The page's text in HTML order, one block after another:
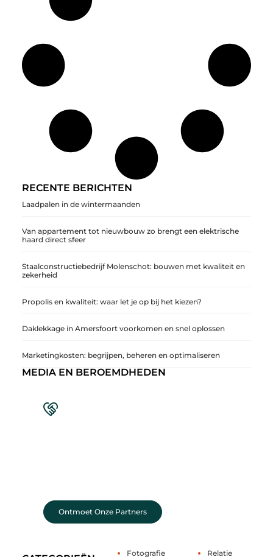
RECENTE BERICHTEN
Laadpalen in de wintermaanden
Van appartement tot nieuwbouw zo brengt een elektrische
haard direct sfeer
Staalconstructiebedrijf Molenschot: bouwen met kwaliteit en
zekerheid
Propolis en kwaliteit: waar let je op bij het kiezen?
Daklekkage in Amersfoort voorkomen en snel oplossen
Marketingkosten: begrijpen, beheren en optimaliseren
Fotografie
Relatie
MEDIA EN BEROEMDHEDEN
Ontmoet Onze Partners